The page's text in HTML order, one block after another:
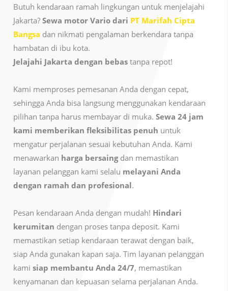
Butuh kendaraan ramah lingkungan untuk menjelajahi
Jakarta?Sewa motor Vario dari PT Marifah Cipta
Bangsa dan nikmati pengalaman berkendara tanpa
hambatan di ibu kota.
Jelajahi Jakarta dengan bebas tanpa repot!
Kami memproses pemesanan Anda dengan cepat,
sehingga Anda bisa langsung menggunakan kendaraan
pilihan tanpa harus membayar di muka.Sewa 24 jam
kami memberikan fleksibilitas penuh untuk
mengatur perjalanan sesuai kebutuhan Anda. Kami
menawarkan harga bersaingdan memastikan
layanan pelanggan kami selalu melayani Anda
dengan ramah dan profesional.
Pesan kendaraan Anda dengan mudah! Hindari
kerumitan dengan proses tanpa deposit. Kami
memastikan setiap kendaraan terawat dengan baik,
siap Anda gunakan kapan saja. Tim layanan pelanggan
kamisiap membantu Anda 24/7, memastikan
kenyamanan dan kepuasan selama perjalanan Anda.